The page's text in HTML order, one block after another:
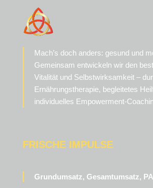
Mach’s doch anders: gesund und
Gemeinsam entwickeln wir den
Vitalität und Selbstwirksamkeit –
Ernährungstherapie, begleitetes
individuelles Empowerment-
FRISCHE IMPULSE
Grundumsatz, Gesamtumsatz,